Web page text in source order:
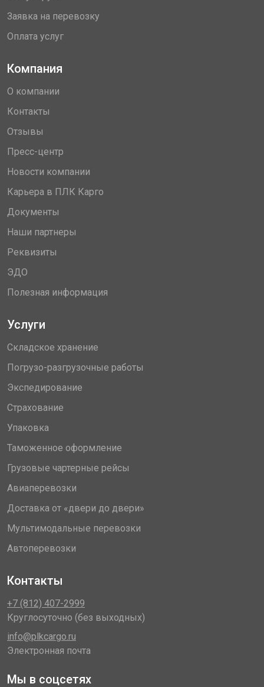
Заявка на перевозку
Оплата услуг
Компания
О компании
Контакты
Отзывы
Пресс-центр
Новости компании
Карьера в ПЛК Карго
Документы
Наши партнеры
Реквизиты
ЭДО
Полезная информация
Услуги
Складское хранение
Погрузо-разгрузочные работы
Экспедирование
Страхование
Упаковка
Таможенное оформление
Грузовые чартерные рейсы
Авиаперевозки
Доставка от «двери до двери»
Мультимодальные перевозки
Автоперевозки
Контакты
+7 (812) 407-2999
Круглосуточно (без выходных)
info@plkcargo.ru
Электронная почта
Мы в соцсетях